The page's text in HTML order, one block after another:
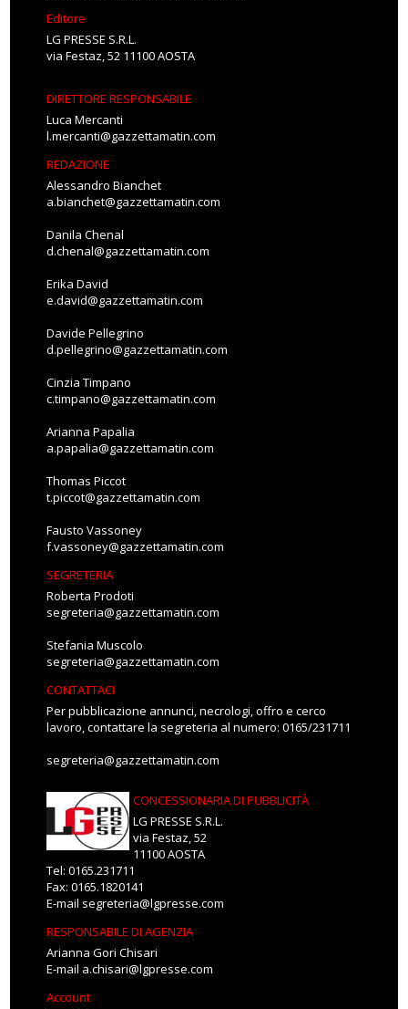
Editore
LG PRESSE S.R.L.
via Festaz, 52 11100 AOSTA
DIRETTORE RESPONSABILE
Luca Mercanti
l.mercanti@gazzettamatin.com
REDAZIONE
Alessandro Bianchet
a.bianchet@gazzettamatin.com
Danila Chenal
d.chenal@gazzettamatin.com
Erika David
e.david@gazzettamatin.com
Davide Pellegrino
d.pellegrino@gazzettamatin.com
Cinzia Timpano
c.timpano@gazzettamatin.com
Arianna Papalia
a.papalia@gazzettamatin.com
Thomas Piccot
t.piccot@gazzettamatin.com
Fausto Vassoney
f.vassoney@gazzettamatin.com
SEGRETERIA
Roberta Prodoti
segreteria@gazzettamatin.com
Stefania Muscolo
segreteria@gazzettamatin.com
CONTATTACI
Per pubblicazione annunci, necrologi, offro e cerco
lavoro, contattare la segreteria al numero: 0165/231711
segreteria@gazzettamatin.com
CONCESSIONARIA DI PUBBLICITÀ
LG PRESSE S.R.L.
via Festaz, 52
11100 AOSTA
Tel: 0165.231711
Fax: 0165.1820141
E-mail segreteria@lgpresse.com
RESPONSABILE DI AGENZIA
Arianna Gori Chisari
E-mail a.chisari@lgpresse.com
Account